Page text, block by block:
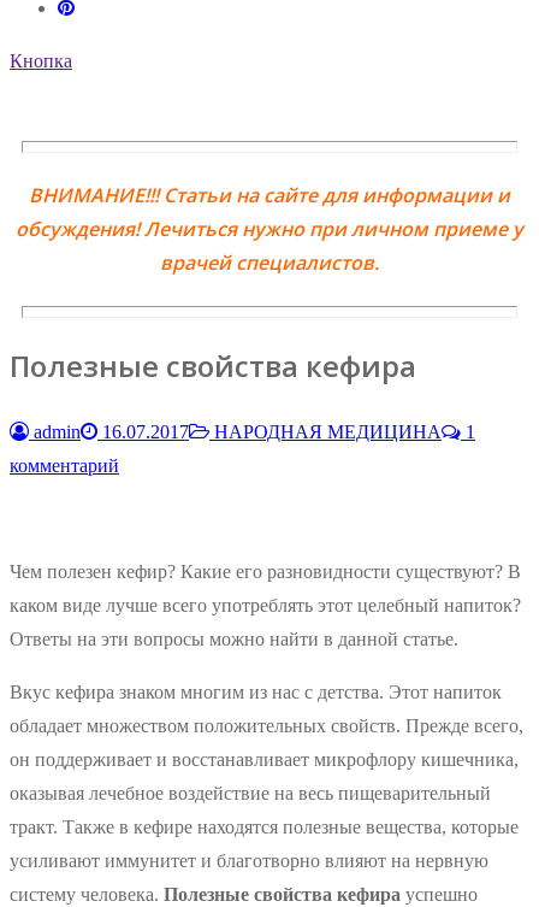
Кнопка
ВНИМАНИЕ!!! Статьи на сайте для информации и
обсуждения! Лечиться нужно при личном приеме у
врачей специалистов.
Полезные свойства кефира
admin 16.07.2017 НАРОДНАЯ МЕДИЦИНА
1
комментарий
Чем полезен кефир? Какие его разновидности существуют? В
каком виде лучше всего употреблять этот целебный напиток?
Ответы на эти вопросы можно найти в данной статье.
Вкус кефира знаком многим из нас с детства. Этот напиток
обладает множеством положительных свойств. Прежде всего,
он поддерживает и восстанавливает микрофлору кишечника,
оказывая лечебное воздействие на весь пищеварительный
тракт. Также в кефире находятся полезные вещества, которые
усиливают иммунитет и благотворно влияют на нервную
систему человека. Полезные свойства кефира успешно